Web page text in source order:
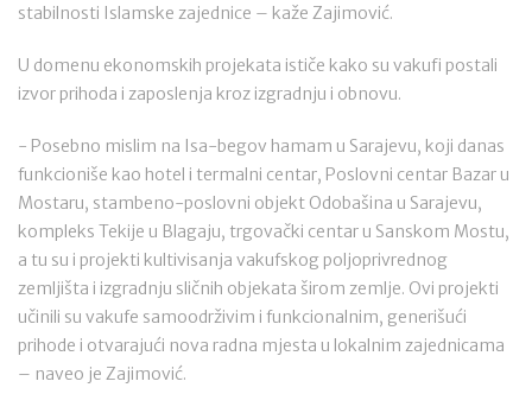
stabilnosti Islamske zajednice – kaže Zajimović.
U domenu ekonomskih projekata ističe kako su vakufi postali
izvor prihoda i zaposlenja kroz izgradnju i obnovu.
- Posebno mislim na Isa-begov hamam u Sarajevu, koji danas
funkcioniše kao hotel i termalni centar, Poslovni centar Bazar u
Mostaru, stambeno-poslovni objekt Odobašina u Sarajevu,
kompleks Tekije u Blagaju, trgovački centar u Sanskom Mostu,
a tu su i projekti kultivisanja vakufskog poljoprivrednog
zemljišta i izgradnju sličnih objekata širom zemlje. Ovi projekti
učinili su vakufe samoodrživim i funkcionalnim, generišući
prihode i otvarajući nova radna mjesta u lokalnim zajednicama
– naveo je Zajimović.